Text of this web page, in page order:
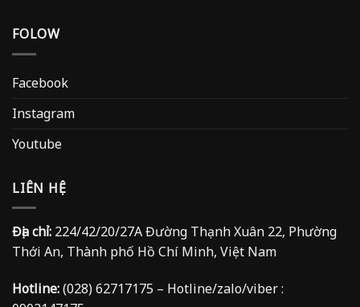
FOLOW
Facebook
Instagram
Youtube
LIÊN HỆ
Địa chỉ: 224/42/20/27A Đường Thạnh Xuân 22, Phường
Thới An, Thành phố Hồ Chí Minh, Việt Nam
Hotline:(028) 62717175 – Hotline/zalo/viber :